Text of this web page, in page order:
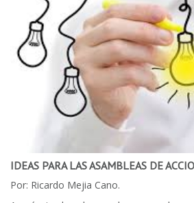
IDEAS PARA LAS ASAMBLEAS DE
Por: Ricardo Mejia Cano.